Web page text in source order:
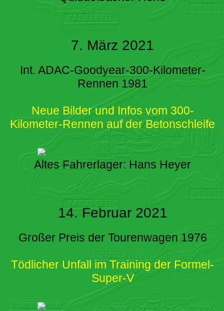
7. März 2021
Int. ADAC-Goodyear-300-Kilometer-
Rennen 1981
Neue Bilder und Infos vom 300-
Kilometer-Rennen auf der Betonschleife
Altes Fahrerlager: Hans Heyer
14. Februar 2021
Großer Preis der Tourenwagen 1976
Tödlicher Unfall im Training der Formel-
Super-V